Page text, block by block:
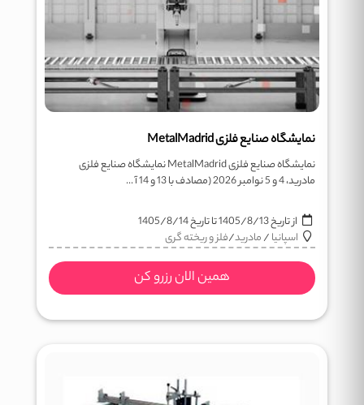
نمایشگاه صنایع فلزی MetalMadrid
نمایشگاه صنایع فلزی MetalMadrid نمایشگاه صنایع فلزی
مادرید، 4 و 5 نوامبر 2026 (مصادف با 13 و 14 آ ...
از تاریخ1405/8/13تا تاریخ1405/8/14
اسپانیا/مادرید/فلز و ریخته گری
همین الان رزرو کن